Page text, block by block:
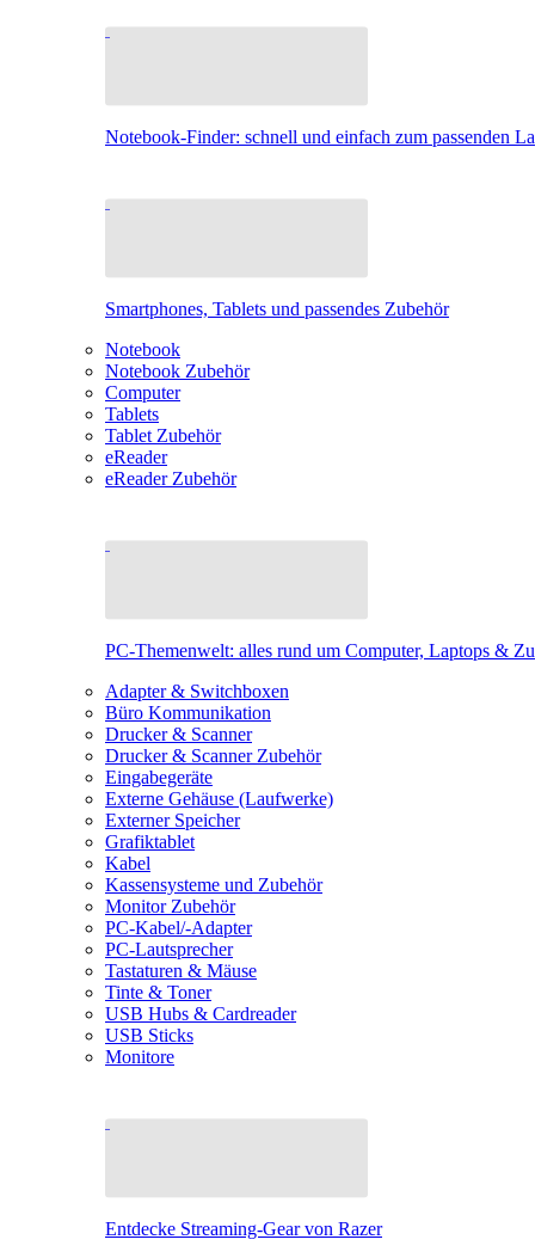
Notebook-Finder: schnell und einfach zum passenden
Smartphones, Tablets und passendes Zubehör
Notebook
Notebook Zubehör
Computer
Tablets
Tablet Zubehör
eReader
eReader Zubehör
PC-Themenwelt: alles rund um Computer, Laptops &
Adapter & Switchboxen
Büro Kommunikation
Drucker & Scanner
Drucker & Scanner Zubehör
Eingabegeräte
Externe Gehäuse (Laufwerke)
Externer Speicher
Grafiktablet
Kabel
Kassensysteme und Zubehör
Monitor Zubehör
PC-Kabel/-Adapter
PC-Lautsprecher
Tastaturen & Mäuse
Tinte & Toner
USB Hubs & Cardreader
USB Sticks
Monitore
Entdecke Streaming-Gear von Razer